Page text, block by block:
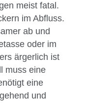
meist fatal.
im Abfluss.
ab und
oder im
ärgerlich ist
muss eine
eine
und